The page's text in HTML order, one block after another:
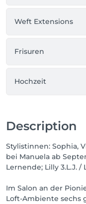
Weft Extensions
Frisuren
Hochzeit
Description
Stylistinnen: Sophia,
bei Manuela ab
Lernende; Lilly 3.L.J. /
Im Salon an der
Loft-Ambiente sechs